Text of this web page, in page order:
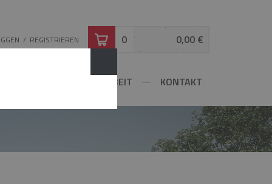
/ REGISTRIEREN 0 0,00 €
ZUSAMMENARBEIT KONTAKT